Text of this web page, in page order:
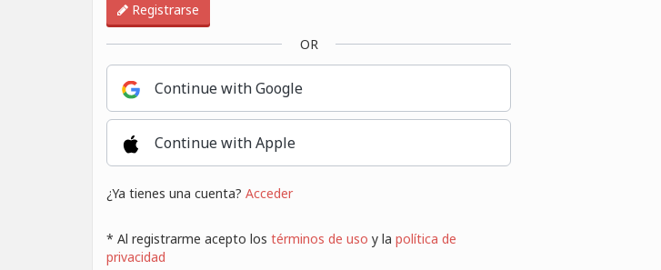
Registrarse
OR
Continue with Google
Continue with Apple
¿Ya tienes una cuenta? Acceder
* Al registrarme acepto los términos de uso y la política de
privacidad